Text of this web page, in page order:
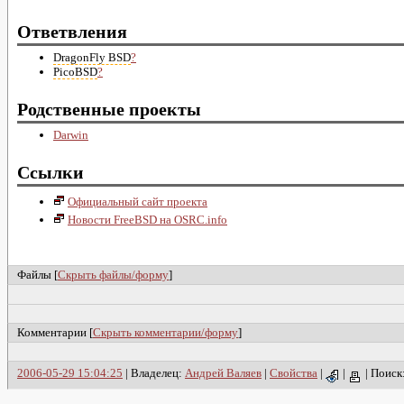
Ответвления
DragonFly BSD?
PicoBSD?
Родственные проекты
Darwin
Ссылки
Официальный сайт проекта
Новости FreeBSD на OSRC.info
Файлы [Скрыть файлы/форму]
Комментарии [Скрыть комментарии/форму]
2006-05-29 15:04:25 | Владелец: Андрей Валяев | Свойства | | |